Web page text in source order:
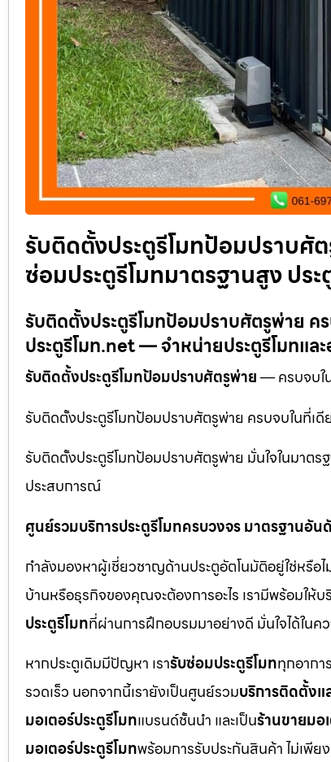
รับติดตั้งประตูรีโมทป้อมปราบศั
ซ่อมประตูรีโมทมาตรฐานสูง ปร
รับติดตั้งประตูรีโมทป้อมปราบศัตรูพ่าย ค
ประตูรีโมท.net — จำหน่ายประตูรีโมทแล
รับติดตั้งประตูรีโมทป้อมปราบศัตรูพ่าย— ครบจบใ
รับติดตั้งประตูรีโมทป้อมปราบศัตรูพ่าย ครบจบในที่เ
รับติดตั้งประตูรีโมทป้อมปราบศัตรูพ่าย มั่นใจในมาต
ประสบการณ์
ศูนย์รวมบริการประตูรีโมทครบวงจร มาตรฐานอั
กำลังมองหาผู้เชี่ยวชาญด้านประตูอัตโนมัติอยู่ใช่หรือ
บ้านหรือธุรกิจของคุณจะต้องการอะไร เรามีพร้อมให้บ
ประตูรีโมทที่ผ่านการฝึกอบรมมาอย่างดี มั่นใจได้ใน
หากประตูเดิมมีปัญหา เรารับซ่อมประตูรีโมททุกอากา
รวดเร็ว นอกจากนี้เรายังเป็นศูนย์รวมบริการติดตั้งแ
มอเตอร์ประตูรีโมทแบรนด์ชั้นนำ และเป็นร้านขายมอ
มอเตอร์ประตูรีโมทพร้อมการรับประกันสินค้า ไม่เพีย